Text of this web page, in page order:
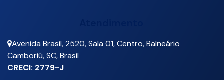
Avenida Brasil,2520,Sala 01,Centro,Balneário
Camboriú,SC,Brasil
CRECI: 2779-J